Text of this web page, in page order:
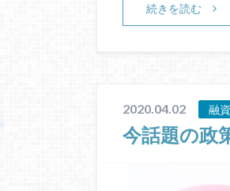
続きを読む
2020.04.02 融資
今話題の政